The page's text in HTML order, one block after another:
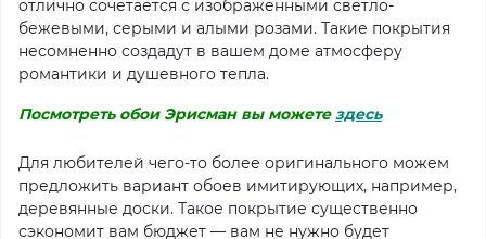
отлично сочетается с изображенными светло-
бежевыми, серыми и алыми розами. Такие покрытия
несомненно создадут в вашем доме атмосферу
романтики и душевного тепла.
Посмотреть обои Эрисман вы можетездесь
Для любителей чего-то более оригинального можем
предложить вариант обоев имитирующих, например,
деревянные доски. Такое покрытие существенно
сэкономит вам бюджет — вам не нужно будет